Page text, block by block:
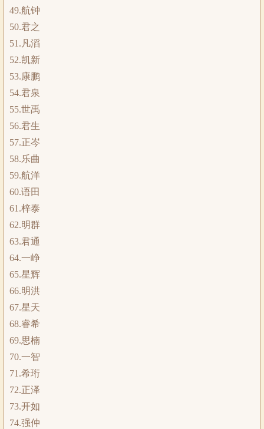
49.航钟
50.君之
51.凡滔
52.凯新
53.康鹏
54.君泉
55.世禹
56.君生
57.正岑
58.乐曲
59.航洋
60.语田
61.梓泰
62.明群
63.君通
64.一峥
65.星辉
66.明洪
67.星天
68.睿希
69.思楠
70.一智
71.希珩
72.正泽
73.开如
74.强仲